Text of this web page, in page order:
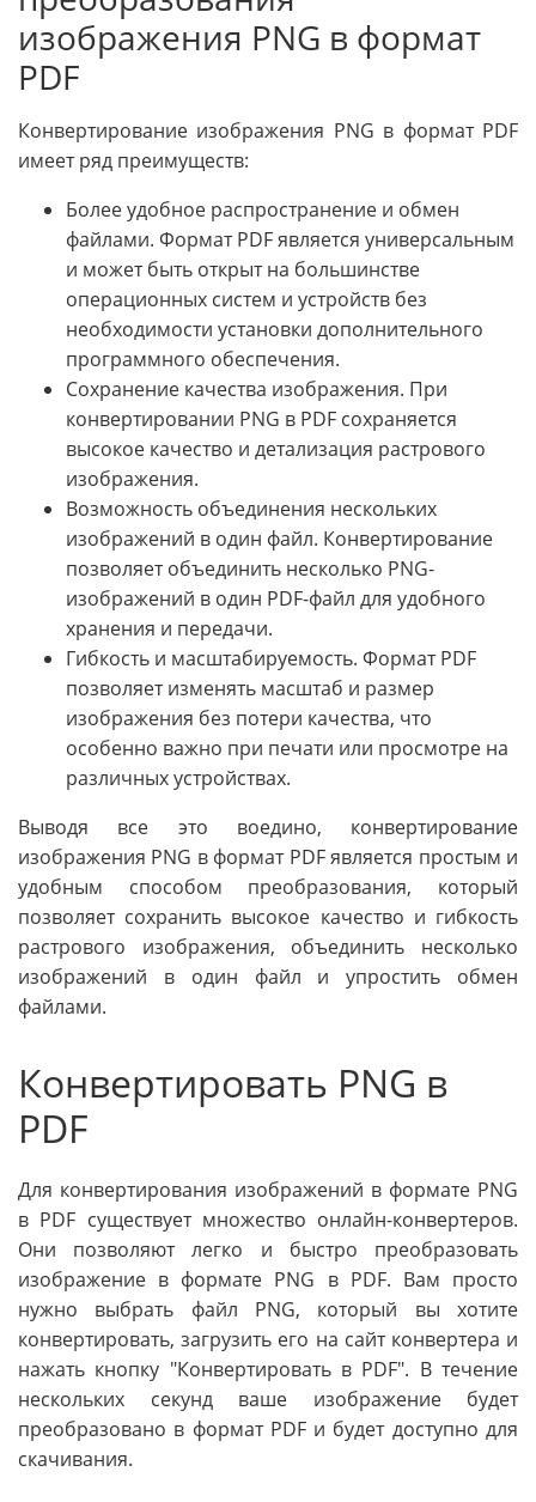
изображения PNG в формат
PDF
Конвертирование изображения PNG в формат PDF
имеет ряд преимуществ:
Более удобное распространение и обмен
файлами. Формат PDF является универсальным
и может быть открыт на большинстве
операционных систем и устройств без
необходимости установки дополнительного
программного обеспечения.
Сохранение качества изображения. При
конвертировании PNG в PDF сохраняется
высокое качество и детализация растрового
изображения.
Возможность объединения нескольких
изображений в один файл. Конвертирование
позволяет объединить несколько PNG-
изображений в один PDF-файл для удобного
хранения и передачи.
Гибкость и масштабируемость. Формат PDF
позволяет изменять масштаб и размер
изображения без потери качества, что
особенно важно при печати или просмотре на
различных устройствах.
Выводя все это воедино, конвертирование
изображения PNG в формат PDF является простым и
удобным способом преобразования, который
позволяет сохранить высокое качество и гибкость
растрового изображения, объединить несколько
изображений в один файл и упростить обмен
файлами.
Конвертировать PNG в
PDF
Для конвертирования изображений в формате PNG
в PDF существует множество онлайн-конвертеров.
Они позволяют легко и быстро преобразовать
изображение в формате PNG в PDF. Вам просто
нужно выбрать файл PNG, который вы хотите
конвертировать, загрузить его на сайт конвертера и
нажать кнопку "Конвертировать в PDF". В течение
нескольких секунд ваше изображение будет
преобразовано в формат PDF и будет доступно для
скачивания.